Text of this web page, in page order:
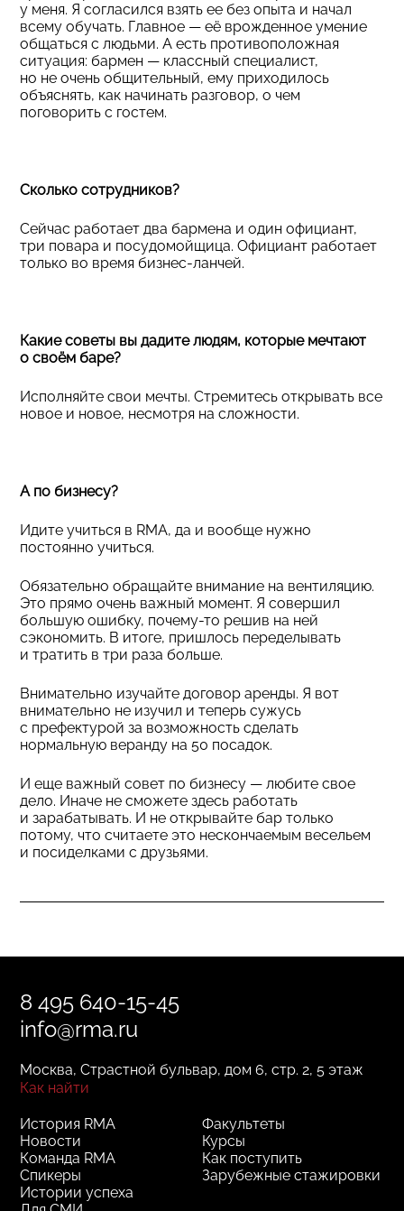
у меня. Я согласился взять ее без опыта и начал
всему обучать. Главное — её врожденное умение
общаться с людьми. А есть противоположная
ситуация: бармен — классный специалист,
но не очень общительный, ему приходилось
объяснять, как начинать разговор, о чем
поговорить с гостем.
Сколько сотрудников?
Сейчас работает два бармена и один официант,
три повара и посудомойщица. Официант работает
только во время бизнес-ланчей.
Какие советы вы дадите людям, которые мечтают
о своём баре?
Исполняйте свои мечты. Стремитесь открывать все
новое и новое, несмотря на сложности.
А по бизнесу?
Идите учиться в RMA, да и вообще нужно
постоянно учиться.
Обязательно обращайте внимание на вентиляцию.
Это прямо очень важный момент. Я совершил
большую ошибку, почему-то решив на ней
сэкономить. В итоге, пришлось переделывать
и тратить в три раза больше.
Внимательно изучайте договор аренды. Я вот
внимательно не изучил и теперь сужусь
с префектурой за возможность сделать
нормальную веранду на 50 посадок.
И еще важный совет по бизнесу — любите свое
дело. Иначе не сможете здесь работать
и зарабатывать. И не открывайте бар только
потому, что считаете это нескончаемым весельем
и посиделками с друзьями.
8 495 640-15-45
info@rma.ru
Москва, Страстной бульвар, дом 6, стр. 2, 5 этаж
Как найти
Факультеты
Курсы
Как поступить
Зарубежные стажировки
История RMA
Новости
Команда RMA
Спикеры
Истории успеха